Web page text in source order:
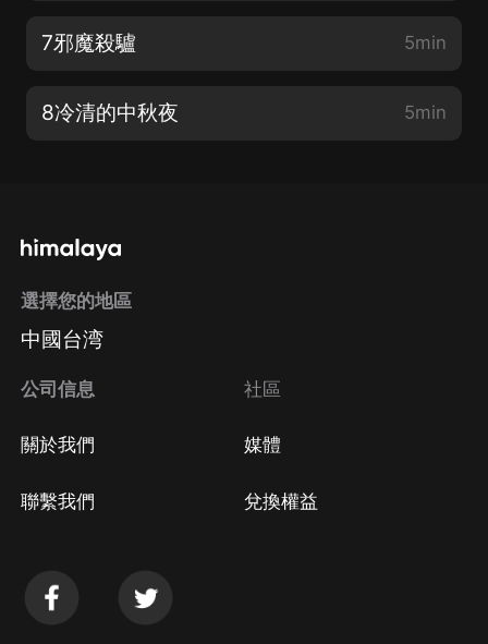
7邪魔殺驢 5min
8冷清的中秋夜 5min
選擇您的地區
中國台湾
公司信息
關於我們
聯繫我們
社區
媒體
兌換權益